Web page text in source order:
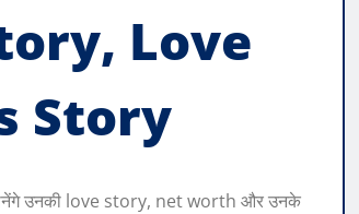
Love
Story
उनकी love story, net worth और उनके